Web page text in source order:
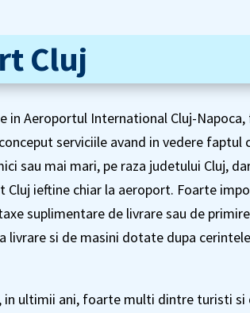
Cluj
in Aeroportul International Cluj-
serviciile avand in vedere faptul
sau mai mari, pe raza judetului Cluj,
ieftine chiar la aeroport. Foarte
suplimentare de livrare sau de
livrare si de masini dotate dupa
in ultimii ani, foarte multi dintre turisti si